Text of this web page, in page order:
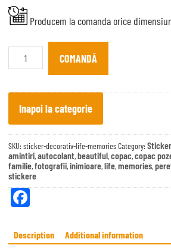
Producem la comanda orice
Sticker
decorativ
COMANDĂ
Inapoi la categorie
SKU:sticker-decorativ-life-memoriesCategory:
amintiri,autocolant,beautiful,copac,copac
familie,fotografii,inimioare,life,memories,
stickere
Fa
bo
Description Additional information